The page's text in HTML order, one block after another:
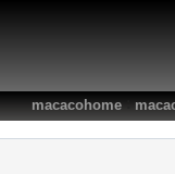
macacohome: